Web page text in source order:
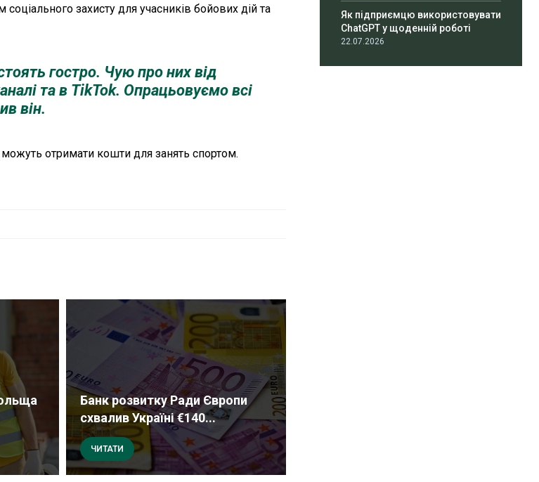
захисту для учасників бойових дій та
гостро. Чую про них від
та в TikTok. Опрацьовуємо всі
він.
можуть отримати кошти для занять спортом.
Банк розвитку Ради Європи
схвалив Україні €140...
ЧИТАТИ
Як підприємцю використовувати
ChatGPT у щоденній роботі
22.07.2026